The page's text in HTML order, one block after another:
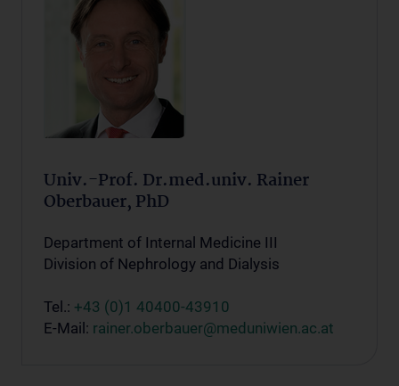
Univ.-Prof. Dr.med.univ. Rainer
Oberbauer, PhD
Department of Internal Medicine III
Division of Nephrology and Dialysis
Tel.: +43 (0)1 40400-43910
E-Mail: rainer.oberbauer@meduniwien.ac.at